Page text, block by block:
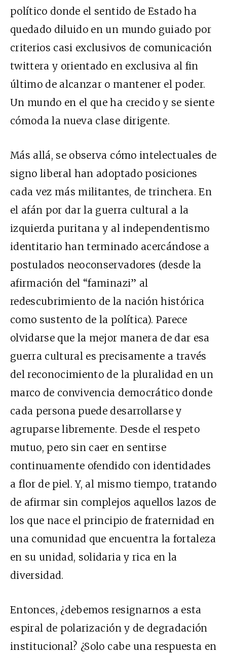
político donde el sentido de Estado ha
quedado diluido en un mundo guiado por
criterios casi exclusivos de comunicación
twittera y orientado en exclusiva al fin
último de alcanzar o mantener el poder.
Un mundo en el que ha crecido y se siente
cómoda la nueva clase dirigente.
Más allá, se observa cómo intelectuales de
signo liberal han adoptado posiciones
cada vez más militantes, de trinchera. En
el afán por dar la guerra cultural a la
izquierda puritana y al independentismo
identitario han terminado acercándose a
postulados neoconservadores (desde la
afirmación del “faminazi” al
redescubrimiento de la nación histórica
como sustento de la política). Parece
olvidarse que la mejor manera de dar esa
guerra cultural es precisamente a través
del reconocimiento de la pluralidad en un
marco de convivencia democrático donde
cada persona puede desarrollarse y
agruparse libremente. Desde el respeto
mutuo, pero sin caer en sentirse
continuamente ofendido con identidades
a flor de piel. Y, al mismo tiempo, tratando
de afirmar sin complejos aquellos lazos de
los que nace el principio de fraternidad en
una comunidad que encuentra la fortaleza
en su unidad, solidaria y rica en la
diversidad.
Entonces, ¿debemos resignarnos a esta
espiral de polarización y de degradación
institucional? ¿Solo cabe una respuesta en